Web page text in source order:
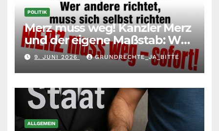
POLITIK
Merz muss weg! Kanzler Merz
und der eigene Maßstab: Wer
andere richtet, muss sich
selbst richten
9. JUNI 2026 GRUNDRECHTE_JA_BITTE
ALLGEMEIN